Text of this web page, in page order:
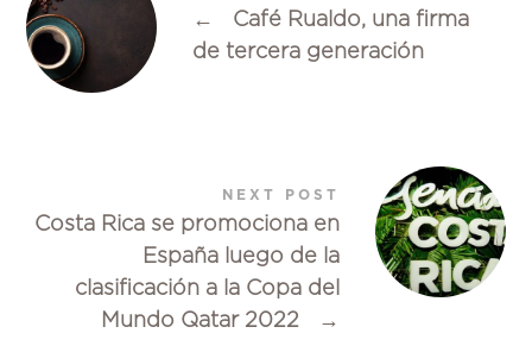
←
Café Rualdo, una firma
de tercera generación
NEXT POST
Costa Rica se promociona en
España luego de la
clasificación a la Copa del
Mundo Qatar 2022
→